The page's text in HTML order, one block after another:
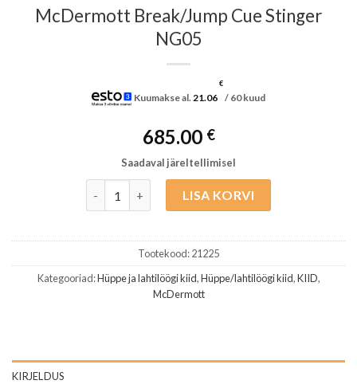
McDermott Break/Jump Cue Stinger
NG05
Kuumakse al. 21.06
€
/ 60 kuud
685.00 €
Saadaval järeltellimisel
LISA KORVI
Tootekood:21225
Kategooriad:Hüppe ja lahtilöögi kiid,Hüppe/lahtilöögi kiid,KIID,
McDermott
KIRJELDUS